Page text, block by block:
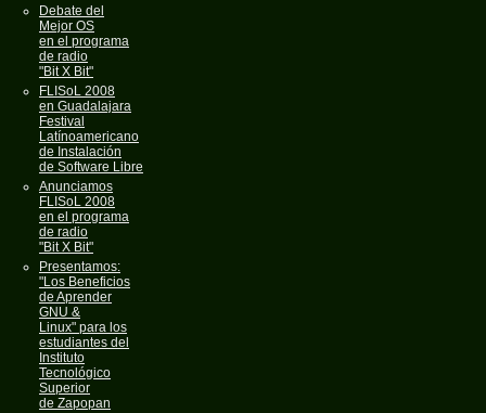
Debate del
Mejor OS
en el programa
de radio
"Bit X Bit"
FLISoL 2008
en Guadalajara
Festival
Latínoamericano
de Instalación
de Software Libre
Anunciamos
FLISoL 2008
en el programa
de radio
"Bit X Bit"
Presentamos:
"Los Beneficios
de Aprender
GNU &
Linux" para los
estudiantes del
Instituto
Tecnológico
Superior
de Zapopan